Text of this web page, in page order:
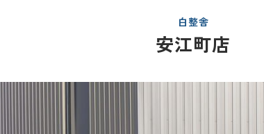
白整舎
安江町店